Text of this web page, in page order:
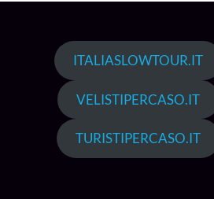
ITALIASLOWTOUR.IT
VELISTIPERCASO.IT
TURISTIPERCASO.IT